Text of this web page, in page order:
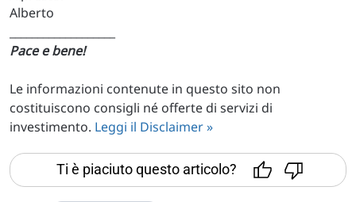
Alberto
Pace e bene!
Le informazioni contenute in questo sito non
costituiscono consigli né offerte di servizi di
investimento. Leggi il Disclaimer »
Ti è piaciuto questo articolo?